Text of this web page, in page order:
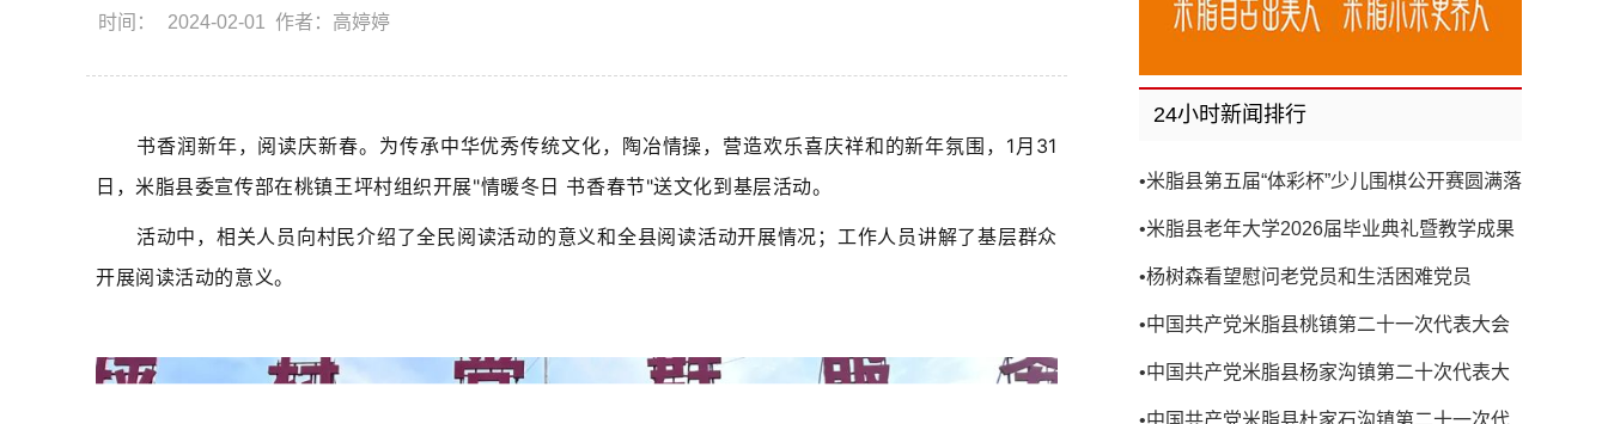
时间： 2024-02-01 作者：高婷婷
书香润新年，阅读庆新春。为传承中华优秀传统文化，陶冶情操，营造欢乐喜庆祥和的新年氛围，1月31
日，米脂县委宣传部在桃镇王坪村组织开展"情暖冬日 书香春节"送文化到基层活动。
活动中，相关人员向村民介绍了全民阅读活动的意义和全县阅读活动开展情况；工作人员讲解了基层群众
开展阅读活动的意义。
24小时新闻排行
•米脂县第五届“体彩杯”少儿围棋公开赛圆满落
•米脂县老年大学2026届毕业典礼暨教学成果
•杨树森看望慰问老党员和生活困难党员
•中国共产党米脂县桃镇第二十一次代表大会
•中国共产党米脂县杨家沟镇第二十次代表大
•中国共产党米脂县杜家石沟镇第二十一次代